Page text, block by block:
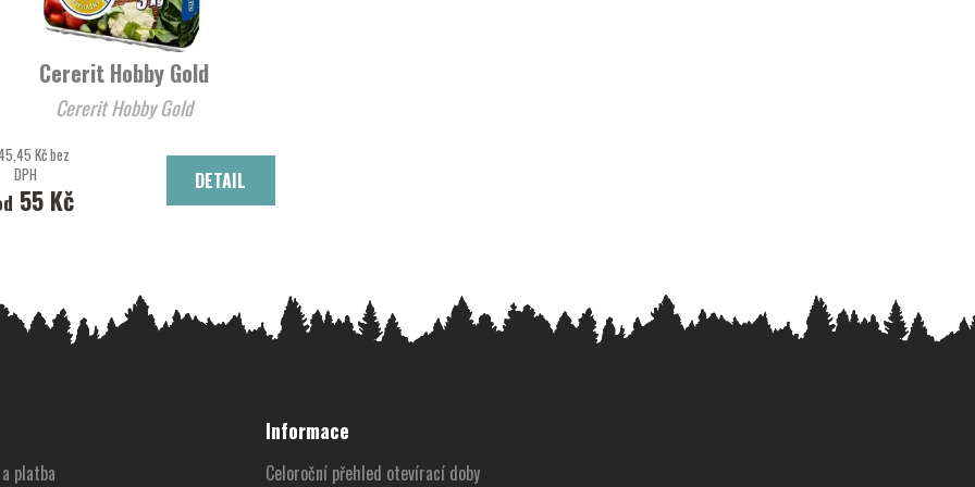
Cererit Hobby Gold
Cererit Hobby Gold
Kč bez
DPH
55 Kč
DETAIL
platba
Informace
Celoroční přehled otevírací doby